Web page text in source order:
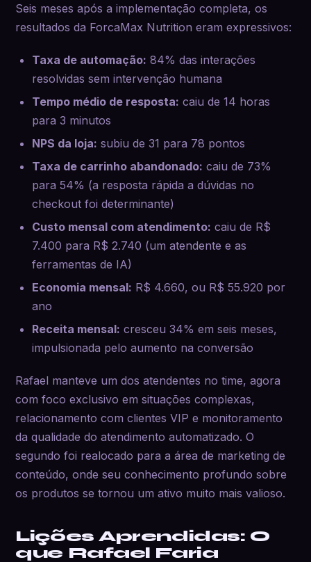
Seis meses após a implementação completa, os
resultados da ForcaMax Nutrition eram expressivos:
Taxa de automação: 84% das interações
resolvidas sem intervenção humana
Tempo médio de resposta: caiu de 14 horas
para 3 minutos
NPS da loja: subiu de 31 para 78 pontos
Taxa de carrinho abandonado: caiu de 73%
para 54% (a resposta rápida a dúvidas no
checkout foi determinante)
Custo mensal com atendimento: caiu de R$
7.400 para R$ 2.740 (um atendente e as
ferramentas de IA)
Economia mensal: R$ 4.660, ou R$ 55.920 por
ano
Receita mensal: cresceu 34% em seis meses,
impulsionada pelo aumento na conversão
Rafael manteve um dos atendentes no time, agora
com foco exclusivo em situações complexas,
relacionamento com clientes VIP e monitoramento
da qualidade do atendimento automatizado. O
segundo foi realocado para a área de marketing de
conteúdo, onde seu conhecimento profundo sobre
os produtos se tornou um ativo muito mais valioso.
Lições Aprendidas: O
que Rafael Faria